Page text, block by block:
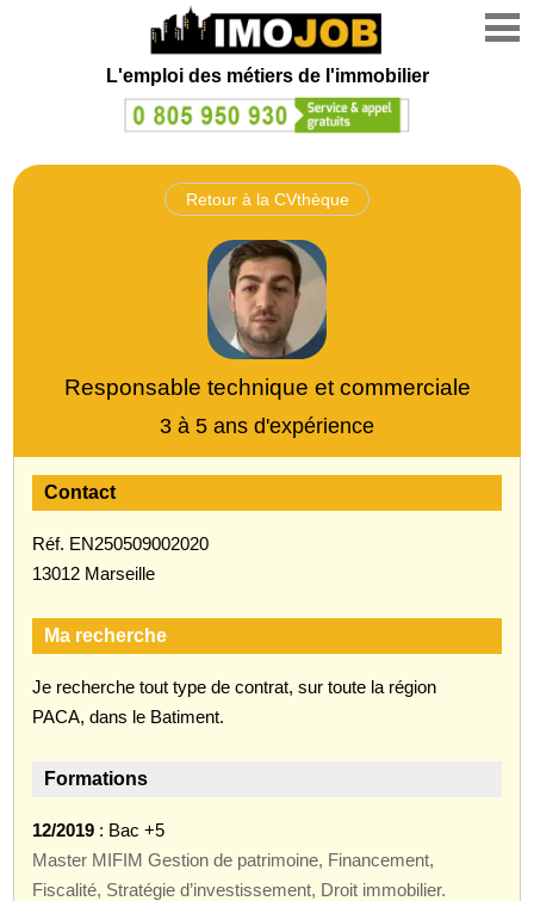
L'emploi des métiers de l'immobilier
Retour à la CVthèque
Responsable technique et commerciale
3 à 5 ans d'expérience
Contact
Réf. EN250509002020
13012 Marseille
Ma recherche
Je recherche tout type de contrat, sur toute la région
PACA, dans le Batiment.
Formations
12/2019 : Bac +5
Master MIFIM Gestion de patrimoine, Financement,
Fiscalité, Stratégie d’investissement, Droit immobilier.